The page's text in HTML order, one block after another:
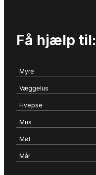
Få hjælp til:
Myre
Væggelus
Hvepse
Mus
Møl
Mår